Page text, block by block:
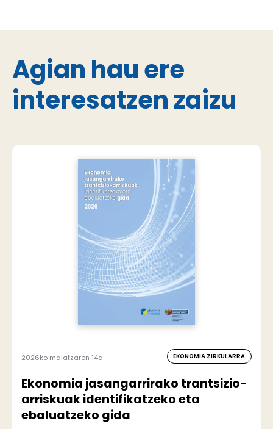
Agian hau ere
interesatzen zaizu
2026ko maiatzaren 14a EKONOMIA ZIRKULARRA
Ekonomia jasangarrirako trantsizio-
arriskuak identifikatzeko eta
ebaluatzeko gida